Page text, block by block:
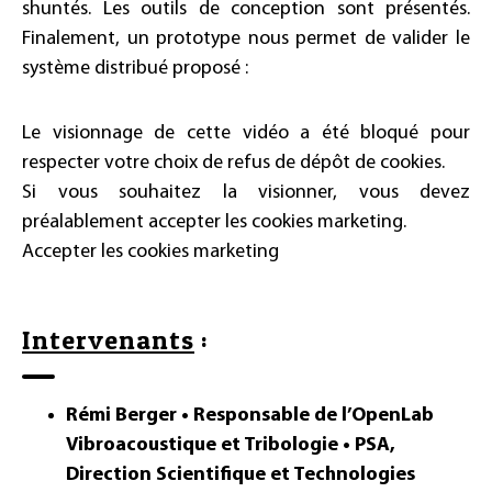
shuntés. Les outils de conception sont présentés.
Finalement, un prototype nous permet de valider le
système distribué proposé :
Le visionnage de cette vidéo a été bloqué pour
respecter votre choix de refus de dépôt de cookies.
Si vous souhaitez la visionner, vous devez
préalablement accepter les cookies marketing.
Accepter les cookies marketing
Intervenants :
Rémi Berger • Responsable de l’OpenLab
Vibroacoustique et Tribologie • PSA,
Direction Scientifique et Technologies